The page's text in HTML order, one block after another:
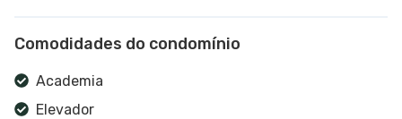
Cozinha
Comodidades do condomínio
Academia
Elevador